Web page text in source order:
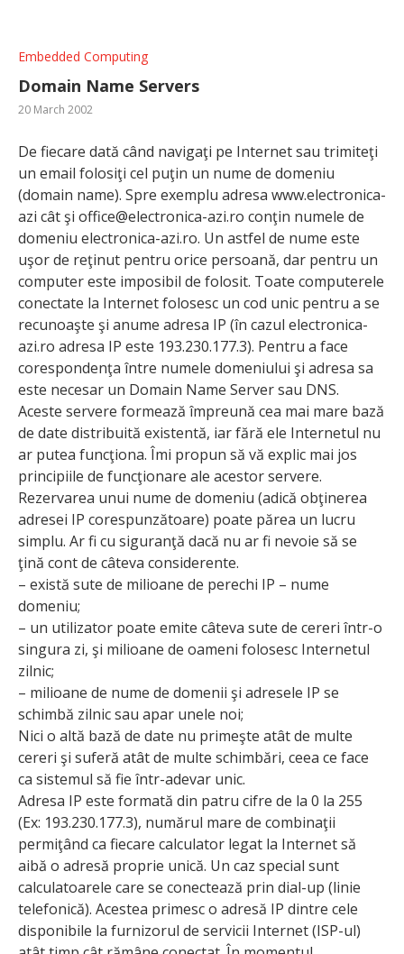
Embedded Computing
Domain Name Servers
20 March 2002
De fiecare dată când navigaţi pe Internet sau trimiteţi
un email folosiţi cel puţin un nume de domeniu
(domain name). Spre exemplu adresa www.electronica-
azi cât şi office@electronica-azi.ro conţin numele de
domeniu electronica-azi.ro. Un astfel de nume este
uşor de reţinut pentru orice persoană, dar pentru un
computer este imposibil de folosit. Toate computerele
conectate la Internet folosesc un cod unic pentru a se
recunoaşte şi anume adresa IP (în cazul electronica-
azi.ro adresa IP este 193.230.177.3). Pentru a face
corespondenţa între numele domeniului şi adresa sa
este necesar un Domain Name Server sau DNS.
Aceste servere formează împreună cea mai mare bază
de date distribuită existentă, iar fără ele Internetul nu
ar putea funcţiona. Îmi propun să vă explic mai jos
principiile de funcţionare ale acestor servere.
Rezervarea unui nume de domeniu (adică obţinerea
adresei IP corespunzătoare) poate părea un lucru
simplu. Ar fi cu siguranţă dacă nu ar fi nevoie să se
ţină cont de câteva considerente.
– există sute de milioane de perechi IP – nume
domeniu;
– un utilizator poate emite câteva sute de cereri într-o
singura zi, şi milioane de oameni folosesc Internetul
zilnic;
– milioane de nume de domenii şi adresele IP se
schimbă zilnic sau apar unele noi;
Nici o altă bază de date nu primeşte atât de multe
cereri şi suferă atât de multe schimbări, ceea ce face
ca sistemul să fie într-adevar unic.
Adresa IP este formată din patru cifre de la 0 la 255
(Ex: 193.230.177.3), numărul mare de combinaţii
permiţând ca fiecare calculator legat la Internet să
aibă o adresă proprie unică. Un caz special sunt
calculatoarele care se conectează prin dial-up (linie
telefonică). Acestea primesc o adresă IP dintre cele
disponibile la furnizorul de servicii Internet (ISP-ul)